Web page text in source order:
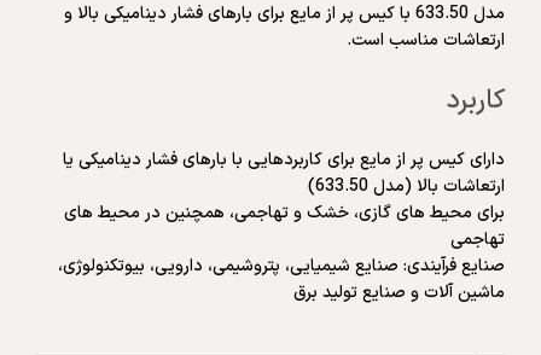
مدل 633.50 با کیس پر از مایع برای بارهای فشار دینامیکی بالا و
ارتعاشات مناسب است.
کاربرد
دارای کیس پر از مایع برای کاربردهایی با بارهای فشار دینامیکی یا
ارتعاشات بالا (مدل 633.50)
برای محیط های گازی، خشک و تهاجمی، همچنین در محیط های
تهاجمی
صنایع فرآیندی: صنایع شیمیایی، پتروشیمی، دارویی، بیوتکنولوژی،
ماشین آلات و صنایع تولید برق